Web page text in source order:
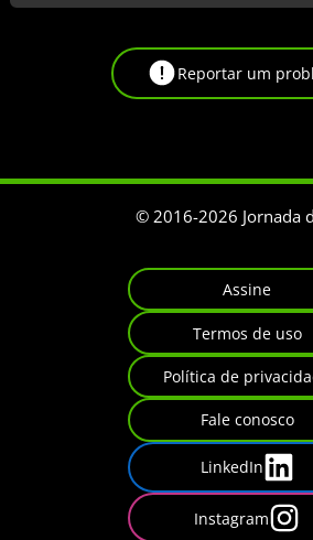
Reportar um
© 2016-2026 Jornada
Assine
Termos de uso
Política de
Fale conosco
LinkedIn
Instagram